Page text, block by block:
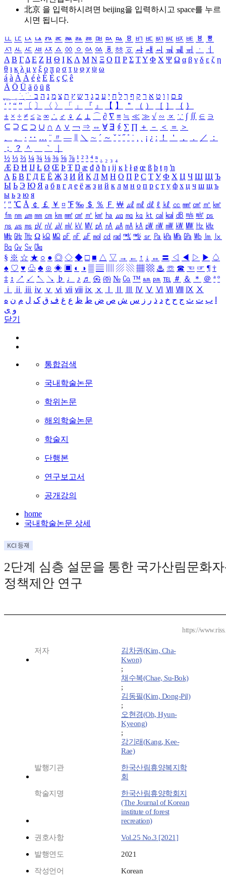
北京 을 입력하시려면 beijing을 입력하시고 space를 누르
시면 됩니다.
ㅥ ㅦ ㅧ ㅨ ㅩ ㅪ ㅫ ㅬ ㅭ ㅮ ㅯ ㅰ ㅱ ㅲ ㅳ ㅴ ㅵ ㅶ ㅷ ㅸ
ㅹ
ㅺ ㅻ ㅼ ㅽ ㅾ ㅿ ㆀ ㆁ ㆂ ㆃ ㆄ ㆅ ㆆ ㆇ ㆈ ㆉ ㆊ ㆋ ㆌ ㆍ
ㆎ
Α Β ΓΔ Ε Ζ Η Θ Ι ΚΛ Μ Ν Ξ Ο Π Ρ Σ ΤΥ Φ Χ Ψ Ω α β γ δ ε ζ η
θ ι κ λ μ ν ξ ο π ρ σ τ υ φ χ ψ ω
á à Á À é è É È ç Ç ê
Ä Ö Ü ä ö ü ß
ִֶֹ ֻּ ׁׂ פ ם ן ו ט א ר ק ף ך ל ח י ע כ ג ד ש ץ ת צ מ נ ה ב
‘ ’ “ ” 〔 〕 〈 〉 「 」 『 』 【 】 ＂ （ ） ［ ］ ｛ ｝
± × ÷ ≠ ≤ ≥ ∞ ∴ ♂ ♀ ∠ ⊥ ⌒ ∂ ∇ ≡ ≒ ≪ ≫ √ ∽ ∝ ∵ ∫ ∬ ∈ ∋
⊆ ⊇ ⊂ ⊃ ∪ ∩ ∧ ∨ ￢ ⇒ ⇔ ∀ ∃ ∮ ∑ ∏ ＋ － ＜ ＝
＞
、
。 · ‥ … ¨ 〃 ― ＼ ∼ ´ ～ ˇ ˘ ˝ ˚ ˙ ¸ ¡ ¿ ː ！ ＇ ， ． ／
：
；
？ ＾ ｀
½ ⅓ ⅔ ¼ ¾ ⅛ ⅜ ⅝ ⅞ ¹ ² ³ ⁴ ⁿ ₁ ₂ ₃ ₄
Æ Ð Ħ Ĳ Ł Ø Œ Þ Ŧ Ŋ æ đ ð ħ ı ĳ ĸ ŀ ł ø œ ß þ ŧ ŋ ŉ
А Б В Г Д Е Ё Ж З И Й К Л М Н О П Р С Т У Ф Х Ц Ч Ш Щ Ъ
Ы Ь Э Ю Я а б в г д е ё ж з и й к л м н о п р с т у ф х ц ч ш щ ъ
ы ь э ю я
′ ″ ℃ Å ￠ ￡ ￥ ¤ ℉ ‰ ＄ ％ Ｆ ￦ ㎕ ㎖ ㎗ ℓ ㎘ ㏄ ㎣ ㎤ ㎥ ㎦
㎙ ㎚ ㎛ ㎜ ㎝ ㎞ ㎟ ㎠ ㎡ ㎢ ㏊ ㎍ ㎎ ㎏ ㏏ ㎈ ㎉ ㏈ ㎧ ㎨ ㎰
㎱ ㎲ ㎳ ㎴ ㎵ ㎶ ㎷ ㎸ ㎹ ㎀ ㎁ ㎂ ㎃ ㎄ ㎺ ㎻ ㎽ ㎾ ㎿ ㎐ ㎑
㎒ ㎓ ㎔ Ω ㏀ ㏁ ㎊ ㎋ ㎌ ㏖ ㏅ ㎭ ㎮ ㎯ ㏛ ㎩ ㎪ ㎫ ㎬ ㏝ ㏐
㏓
㏃ ㏉ ㏜ ㏆
§ ※ ☆ ★ ○ ● ◎ ◇ ◆ □ ■ △ ▽ → ← ↑ ↓ ↔ 〓 ◁ ◀ ▷ ▶ ♤
♠ ♡ ♥ ♧ ♣ ⊙ ◈ ▣ ◐ ◑ ▒ ▤ ▨ ▧ ▦ ▩ ♨ ☏ ☎ ☜ ☞ ¶ †
‡ ↕ ↗ ↙ ↖ ↘ ♭ ♩ ♪ ♬ ㉿ ㈜ № ㏇ ™ ㏂ ㏘ ℡ ＃ ＆ ＊ ＠ ª º
ⅰ
ⅱ ⅲ ⅳ ⅴ ⅵ ⅶ ⅷ ⅸ ⅹ Ⅳ Ⅴ Ⅵ Ⅶ Ⅷ Ⅸ Ⅹ
ب ت ث ج ح خ د ذ ر ز س ش ص ض ط ظ ع غ ف ق ک ل م ن ه
و ی
닫기
통합검색
국내학술논문
학위논문
해외학술논문
학술지
단행본
연구보고서
공개강의
home
국내학술논문 상세
2단계 심층 설문을 통한 국가산림문화
정책제안 연구
https://
저자
김차권(Kim, Cha-
Kwon)
;
채수복(Chae, Su-Bok)
;
김동필(Kim, Dong-Pil)
;
오현경(Oh, Hyun-
Kyeong)
;
강기래(Kang, Kee-
Rae)
발행기관
한국산림휴양복지학
회
학술지명
한국산림휴양학회지
(The Journal of Korean
institute of forest
recreation)
권호사항 Vol.25 No.3 [2021]
발행연도 2021
작성언어 Korean